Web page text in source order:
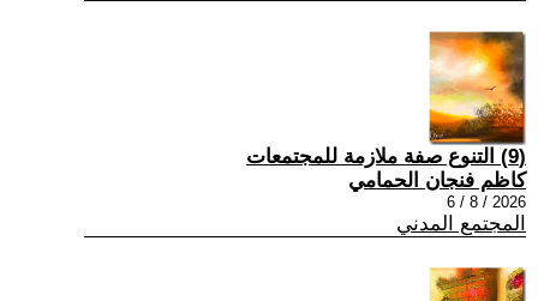
(9) التنوع صفة ملازمة للمجتمعات
كاظم فنجان الحمامي
2026 / 8 / 6
المجتمع المدني